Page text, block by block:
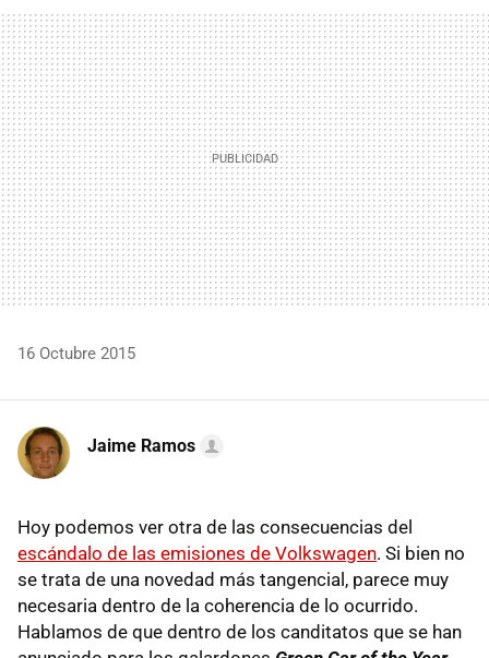
MAIL
16 Octubre 2015
Jaime Ramos
Hoy podemos ver otra de las consecuencias del
escándalo de las emisiones de Volkswagen. Si bien no
se trata de una novedad más tangencial, parece muy
necesaria dentro de la coherencia de lo ocurrido.
Hablamos de que dentro de los canditatos que se han